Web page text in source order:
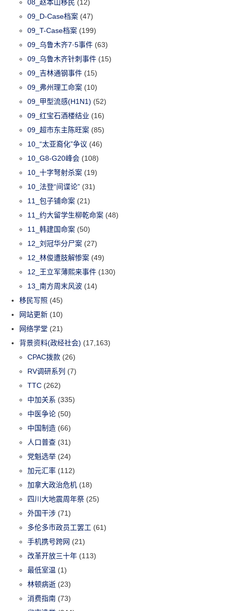
08_赵本山移民 (12)
09_D-Case档案 (47)
09_T-Case档案 (199)
09_乌鲁木齐7·5事件 (63)
09_乌鲁木齐针刺事件 (15)
09_吉林通钢事件 (15)
09_弗州理工命案 (10)
09_甲型流感(H1N1) (52)
09_红宝石酒楼结业 (16)
09_超市东主陈旺案 (85)
10_“太亚裔化”争议 (46)
10_G8-G20峰会 (108)
10_十字弩射杀案 (19)
10_法登“间谍论” (31)
11_包子铺命案 (21)
11_约大留学生柳乾命案 (48)
11_韩建国命案 (50)
12_刘冠华分尸案 (27)
12_林俊遭肢解惨案 (49)
12_王立军薄熙来事件 (130)
13_南方周末风波 (14)
移民写照 (45)
网站更新 (10)
网络学堂 (21)
背景资料(政经社会) (17,163)
CPAC拨款 (26)
RV调研系列 (7)
TTC (262)
中加关系 (335)
中医争论 (50)
中国制造 (66)
人口普查 (31)
党魁选举 (24)
加元汇率 (112)
加拿大政治危机 (18)
四川大地震周年祭 (25)
外国干涉 (71)
多伦多市政员工罢工 (61)
手机携号跨网 (21)
改革开放三十年 (113)
最低室温 (1)
林顿病逝 (23)
消费指南 (73)